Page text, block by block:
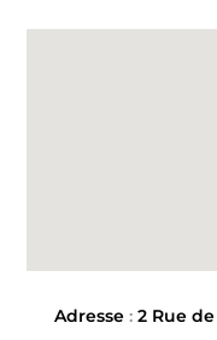
Adresse : 2 Rue